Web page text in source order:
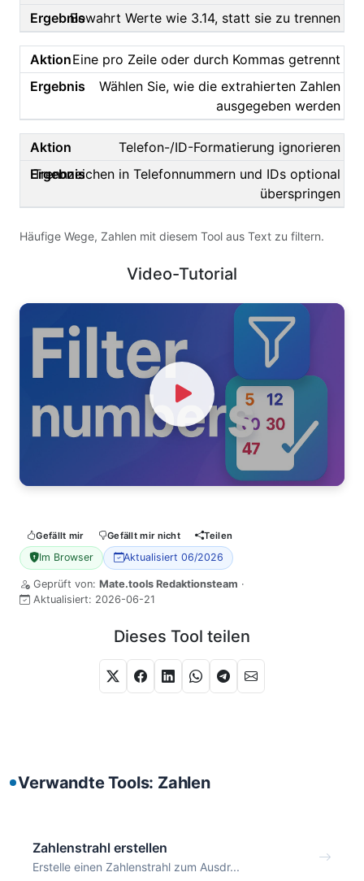
Bewahrt Werte wie 3.14, statt sie zu trennen
Eine pro Zeile oder durch Kommas getrennt
Wählen Sie, wie die extrahierten Zahlen
ausgegeben werden
Telefon-/ID-Formatierung ignorieren
Trennzeichen in Telefonnummern und IDs optional
überspringen
Häufige Wege, Zahlen mit diesem Tool aus Text zu filtern.
Video-Tutorial
Watch Video
Gefällt mir Gefällt mir nicht Teilen
Im Browser Aktualisiert 06/2026
Geprüft von: Mate.tools Redaktionsteam ·
Aktualisiert: 2026-06-21
Dieses Tool teilen
Verwandte Tools: Zahlen
Zahlenstrahl erstellen
Erstelle einen Zahlenstrahl zum Ausdr...